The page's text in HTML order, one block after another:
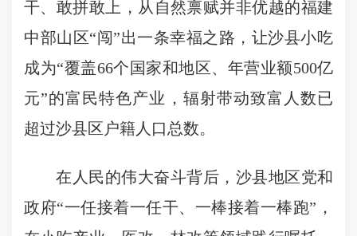
干、敢拼敢上，从自然禀赋并非优越的福建
中部山区“闯”出一条幸福之路，让沙县小吃
成为“覆盖66个国家和地区、年营业额500亿
元”的富民特色产业，辐射带动致富人数已
超过沙县区户籍人口总数。
在人民的伟大奋斗背后，沙县地区党和
政府“一任接着一任干、一棒接着一棒跑”，